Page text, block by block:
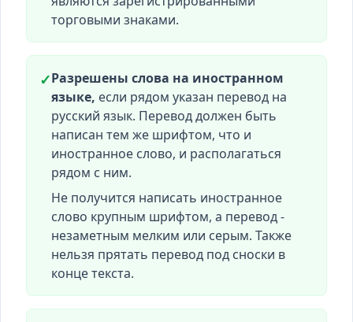
торговыми знаками.
✓Разрешены слова на иностранном
языке, если рядом указан перевод на
русский язык. Перевод должен быть
написан тем же шрифтом, что и
иностранное слово, и располагаться
рядом с ним.
Не получится написать иностранное
слово крупным шрифтом, а перевод -
незаметным мелким или серым. Также
нельзя прятать перевод под сноски в
конце текста.